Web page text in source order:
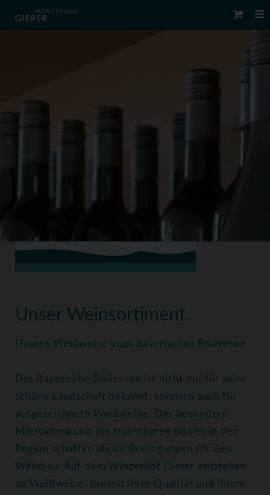
Unser Weinsortiment.
Unsere Weißweine vom Bayerischen Bodensee
Der Bayerische Bodensee ist nicht nur für seine
schöne Landschaft bekannt, sondern auch für
ausgezeichnete Weißweine. Das besondere
Mikroklima und die fruchtbaren Böden in der
Region schaffen ideale Bedingungen för den
Weinbau. Auf dem Winzerhof Gierer entstehen
so Weißweine, die mit ihrer Qualität und ihrem